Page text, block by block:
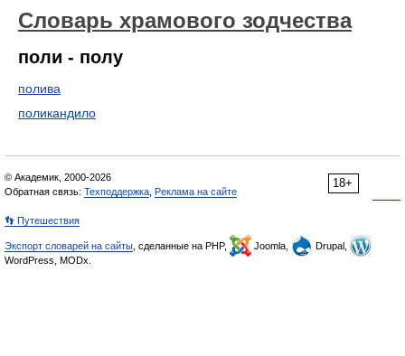
Словарь храмового зодчества
поли - полу
полива
поликандило
18+
© Академик, 2000-2026
Обратная связь: Техподдержка Реклама на сайте
👣 Путешествия
Экспорт словарей на сайты , сделанные на PHP, Joomla,
Drupal,
WordPress, MODx.